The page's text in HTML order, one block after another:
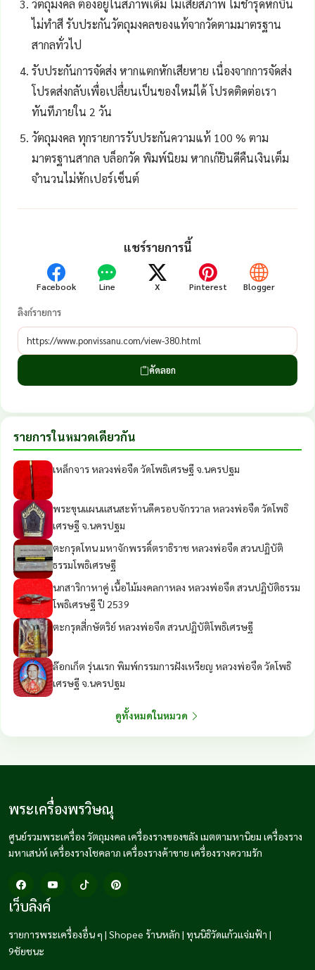
วัตถุมงคล ต้องอยู่ในสภาพเดิม ไม่เสียสภาพ ไม่ชำรุดหักบิ่น
ไม่ทำสี รับประกันวัตถุมงคลของแท้จากวัดตามมาตรฐาน
สากลทั่วไป
รับประกันการจัดส่ง หากแตกหักเสียหาย เนื่องจากการจัดส่ง
โปรดส่งกลับเพื่อเปลื่ยนเป็นของใหม่ได้ โปรดติดต่อเรา
ทันทีภายใน 2 วัน
วัตถุมงคล ทุกรายการรับประกันความแท้ 100 % ตาม
มาตรฐานสากล บล็อกวัด พิมพ์นิยม หากเก๊ยินดีคืนเงินเต็ม
จำนวนไม่หักเปอร์เซ็นต์
แชร์รายการนี้
Facebook Line X Pinterest Blogger
ลิงก์รายการ
คัดลอก
รายการในหมวดเดียวกัน
เหล็กจาร หลวงพ่อจืด วัดโพธิเศรษฐี จ.นครปฐม
พระขุนแผนแสนสะท้านดีครอบจักรวาล หลวงพ่อจืด วัดโพธิ
เศรษฐี จ.นครปฐม
ตะกรุดโทน มหาจักพรรดิ์ตราธิราช หลวงพ่อจืด สวนปฏิบัติ
ธรรมโพธิเศรษฐี
นกสาริกาหาคู่ เนื้อไม้มงคลกาหลง หลวงพ่อจืด สวนปฏิบัติธรรม
โพธิเศรษฐี ปี 2539
ตะกรุดสี่กษัตริย์ หลวงพ่อจืด สวนปฏิบัติโพธิเศรษฐี
ล๊อกเก็ต รุ่นแรก พิมพ์กรรมการฝังเหรียญ หลวงพ่อจืด วัดโพธิ
เศรษฐี จ.นครปฐม
ดูทั้งหมดในหมวด
พระเครื่องพรวิษณุ
ศูนย์รวมพระเครื่อง วัตถุมงคล เครื่องรางของขลัง เมตตามหานิยม เครื่องราง
มหาเสน่ห์ เครื่องรางโชคลาภ เครื่องรางค้าขาย เครื่องรางความรัก
เว็บลิงค์
รายการพระเครื่องอื่น ๆ | Shopee ร้านหลัก | ทุนนิธิวัดแก้วแจ่มฟ้า |
9ชัยชนะ